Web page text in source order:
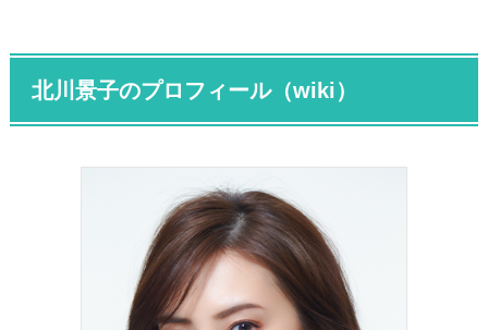
北川景子のプロフィール（wiki）